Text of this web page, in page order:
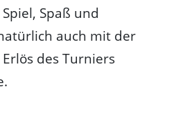
Spaß und
auch mit der
des Turniers